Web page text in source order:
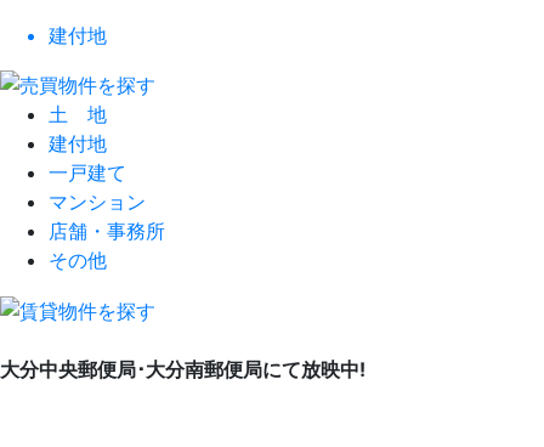
建付地
土 地
建付地
一戸建て
マンション
店舗・事務所
その他
大分中央郵便局･大分南郵便局にて放映中!